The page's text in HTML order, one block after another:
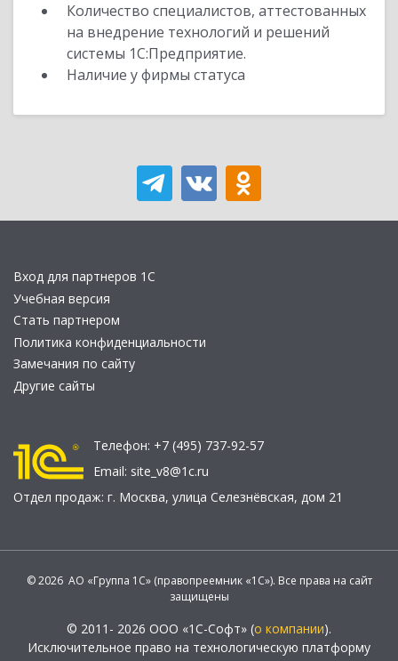
Количество специалистов, аттестованных
на внедрение технологий и решений
системы 1С:Предприятие.
Наличие у фирмы статуса
Вход для партнеров 1С
Учебная версия
Стать партнером
Политика конфиденциальности
Замечания по сайту
Другие сайты
Телефон: +7 (495) 737-92-57
Email: site_v8@1c.ru
Отдел продаж: г. Москва, улица Селезнёвская, дом 21
© 2026 АО «Группа 1С» (правопреемник «1С»). Все права на сайт
защищены
© 2011- 2026 ООО «1С-Софт» (о компании).
Исключительное право на технологическую платформу